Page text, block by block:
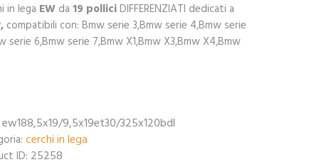
in lega EW da 19 polliciDIFFERENZIATI dedicati a
, compatibili con: Bmw serie 3,Bmw serie 4,Bmw serie
serie 6,Bmw serie 7,Bmw X1,Bmw X3,Bmw X4,Bmw
ew188,5x19/9,5x19et30/325x120bdl
cerchi in lega
ID: 25258